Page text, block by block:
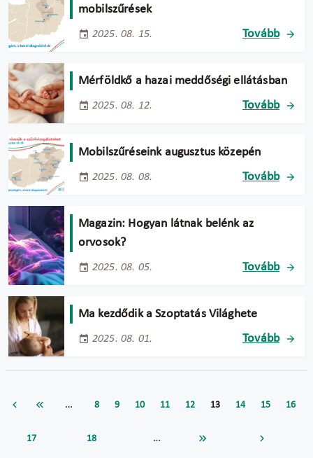
mobilszűrések
2025. 08. 15. Tovább
Mérföldkő a hazai meddőségi ellátásban
2025. 08. 12. Tovább
Mobilszűréseink augusztus közepén
2025. 08. 08. Tovább
Magazin: Hogyan látnak belénk az
orvosok?
2025. 08. 05. Tovább
Ma kezdődik a Szoptatás Világhete
2025. 08. 01. Tovább
… 8 9 10 11 12 13 14 15 16
17 18 …